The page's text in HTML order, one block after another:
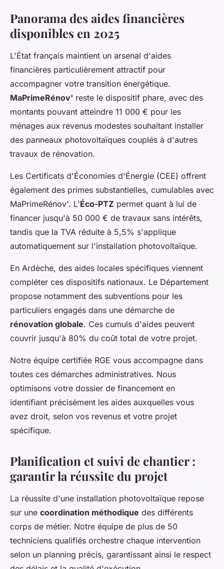
Panorama des aides financières
disponibles en 2025
L'État français maintient un arsenal d'aides
financières particulièrement attractif pour
accompagner votre transition énergétique.
MaPrimeRénov' reste le dispositif phare, avec des
montants pouvant atteindre 11 000 € pour les
ménages aux revenus modestes souhaitant installer
des panneaux photovoltaïques couplés à d'autres
travaux de rénovation.
Les Certificats d'Économies d'Énergie (CEE) offrent
également des primes substantielles, cumulables avec
MaPrimeRénov'. L'Éco-PTZ permet quant à lui de
financer jusqu'à 50 000 € de travaux sans intérêts,
tandis que la TVA réduite à 5,5% s'applique
automatiquement sur l'installation photovoltaïque.
En Ardèche, des aides locales spécifiques viennent
compléter ces dispositifs nationaux. Le Département
propose notamment des subventions pour les
particuliers engagés dans une démarche de
rénovation globale. Ces cumuls d'aides peuvent
couvrir jusqu'à 80% du coût total de votre projet.
Notre équipe certifiée RGE vous accompagne dans
toutes ces démarches administratives. Nous
optimisons votre dossier de financement en
identifiant précisément les aides auxquelles vous
avez droit, selon vos revenus et votre projet
spécifique.
Planification et suivi de chantier :
garantir la réussite du projet
La réussite d'une installation photovoltaïque repose
sur une coordination méthodique des différents
corps de métier. Notre équipe de plus de 50
techniciens qualifiés orchestre chaque intervention
selon un planning précis, garantissant ainsi le respect